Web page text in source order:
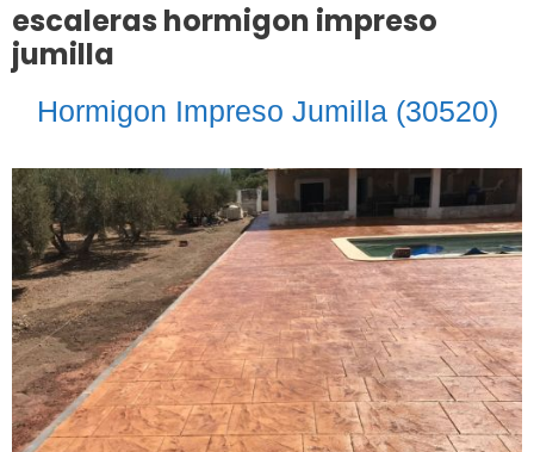
escaleras hormigon impreso
jumilla
Hormigon Impreso Jumilla (30520)